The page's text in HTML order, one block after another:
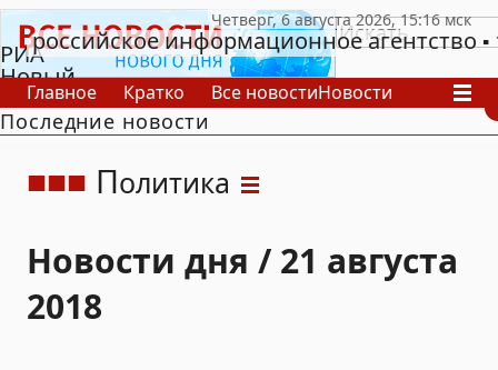
РИА
Новый
День
российское информационное агентство
Главное Кратко Все новостиНовости
В России
В мире
Последние новости
Политика
Новости дня / 21 августа
2018